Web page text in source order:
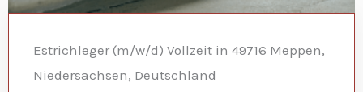
Estrichleger (m/w/d) Vollzeit in 49716 Meppen,
Niedersachsen, Deutschland